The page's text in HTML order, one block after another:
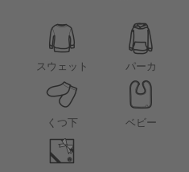
スウェット パーカ
くつ下 ベビー